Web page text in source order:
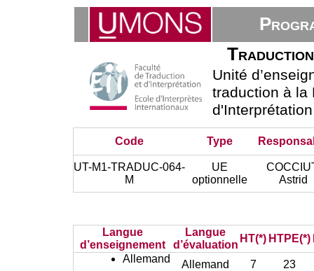
Unité
traduction à la
Code Type
UT-M1-TRADUC-064-
M
UE
optionnelle
Astrid
Langue
d’enseignement
Langue
d’évaluation
HT(*) HTPE(*)
Allemand
Allemand 7 23